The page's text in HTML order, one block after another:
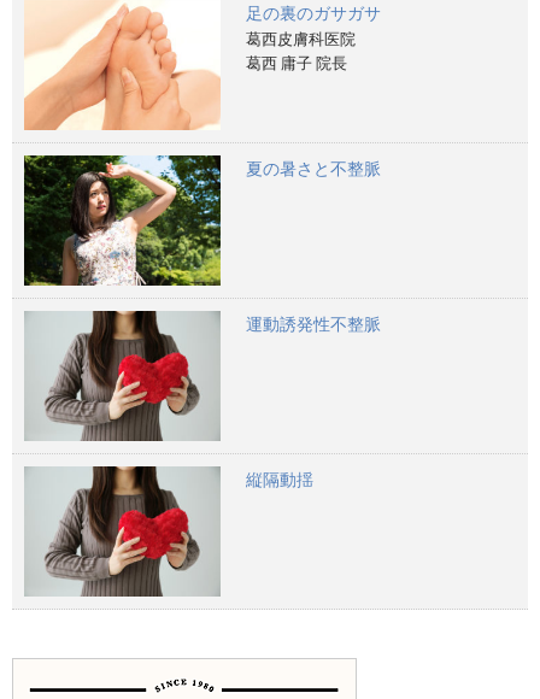
足の裏のガサガサ
葛西皮膚科医院
葛西 庸子 院長
夏の暑さと不整脈
運動誘発性不整脈
縦隔動揺